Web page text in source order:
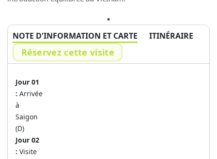
NOTE D'INFORMATION ET CARTE ITINÉRAIRE
Réservez cette visite
Jour 01
: Arrivée
à
Saigon
(D)
Jour 02
: Visite